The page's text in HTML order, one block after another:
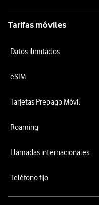
Tarifas móviles
Datos ilimitados
eSIM
Tarjetas Prepago Móvil
Roaming
Llamadas internacionales
Teléfono fijo